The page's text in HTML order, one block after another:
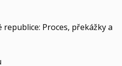
republice: Proces, překážky a